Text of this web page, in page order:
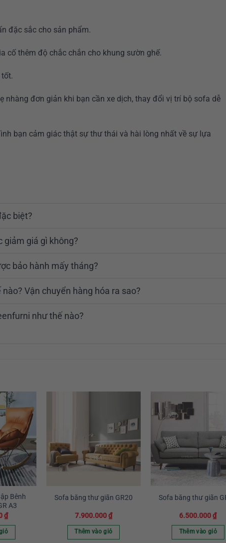
đặc sắc cho sản phẩm.
cố thêm độ chắc chắn cho khung sườn ghế.
nhàng đơn giản khi bạn cần xe dịch, thay đổi vị trí bộ sofa dễ
bạn cảm giác thật sự thư thái và hài lòng nhất về sự lựa
biệt?
giảm giá gì không?
bảo hành mấy tháng?
Vận chuyển hàng hóa ra sao?
như thế nào?
Bênh
A3
₫
Sofa băng thư giãn GR20
7.900.000₫
Thêm vào giỏ
Sofa băng thư giãn
6.500.000₫
Thêm vào giỏ